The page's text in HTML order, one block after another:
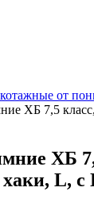
от
ХБ 7,5
ХБ
L, с